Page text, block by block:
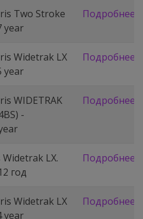
Two Stroke
year
Подробнее
Widetrak LX
year
Подробнее
WIDETRAK
-
Подробнее
LX.
год
Подробнее
Widetrak LX
year
Подробнее